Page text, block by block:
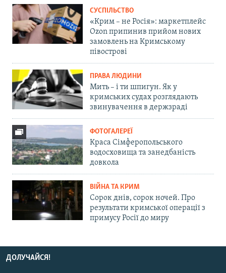
СУСПІЛЬСТВО
«Крим – не Росія»: маркетплейс
Ozon припинив прийом нових
замовлень на Кримському
півострові
ПРАВА ЛЮДИНИ
Мить – і ти шпигун. Як у
кримських судах розглядають
звинувачення в держзраді
ФОТОГАЛЕРЕЇ
Краса Сімферопольського
водосховища та занедбаність
довкола
ВІЙНА ТА КРИМ
Сорок днів, сорок ночей. Про
результати кримської операції з
примусу Росії до миру
ДОЛУЧАЙСЯ!